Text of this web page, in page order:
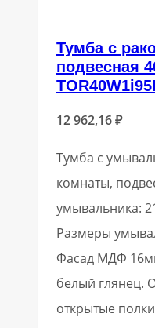
Тумба с
подвесная
12 962,16₽
Тумба с
комнаты,
умывальника:
Размеры
Фасад МДФ
белый глянец.
открытые